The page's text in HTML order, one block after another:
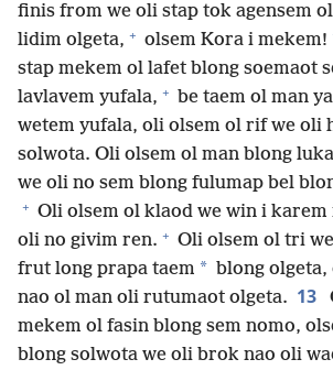
finis from we oli stap tok agensem
lidim olgeta, + olsem Kora i mekem!
stap mekem ol lafet blong soemaot
lavlavem yufala, + be taem ol man
wetem yufala, oli olsem ol rif we oli
solwota. Oli olsem ol man blong
we oli no sem blong fulumap bel
+ Oli olsem ol klaod we win i karem
oli no givim ren. + Oli olsem ol tri
frut long prapa taem * blong
nao ol man oli rutumaot olgeta. 13
mekem ol fasin blong sem nomo,
blong solwota we oli brok nao oli